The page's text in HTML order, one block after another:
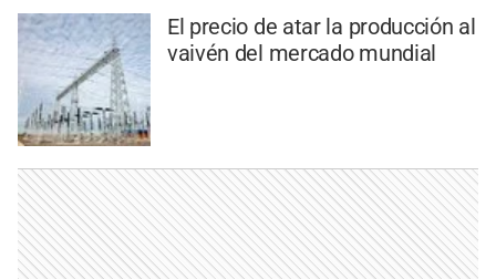
El precio de atar la producción al
vaivén del mercado mundial